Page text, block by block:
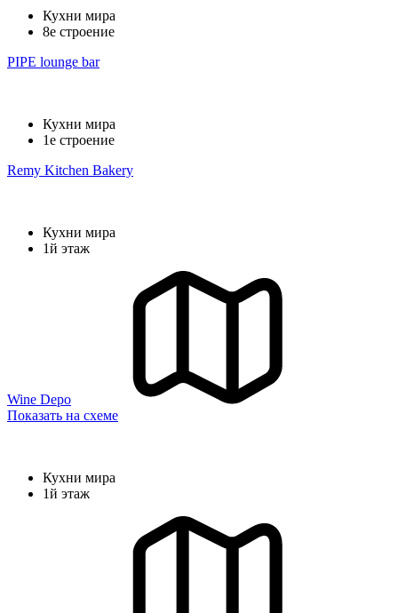
Кухни мира
8е строение
PIPE lounge bar
Кухни мира
1е строение
Remy Kitchen Bakery
Кухни мира
1й этаж
Wine Depo
Показать на схеме
Кухни мира
1й этаж